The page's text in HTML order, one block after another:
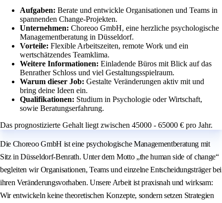
Aufgaben: Berate und entwickle Organisationen und Teams in
spannenden Change-Projekten.
Unternehmen: Choreoo GmbH, eine herzliche psychologische
Managementberatung in Düsseldorf.
Vorteile: Flexible Arbeitszeiten, remote Work und ein
wertschätzendes Teamklima.
Weitere Informationen: Einladende Büros mit Blick auf das
Benrather Schloss und viel Gestaltungsspielraum.
Warum dieser Job: Gestalte Veränderungen aktiv mit und
bring deine Ideen ein.
Qualifikationen: Studium in Psychologie oder Wirtschaft,
sowie Beratungserfahrung.
Das prognostizierte Gehalt liegt zwischen 45000 - 65000 € pro Jahr.
Die Choreoo GmbH ist eine psychologische Managementberatung mit
Sitz in Düsseldorf-Benrath. Unter dem Motto „the human side of change“
begleiten wir Organisationen, Teams und einzelne Entscheidungsträger bei
ihren Veränderungsvorhaben. Unsere Arbeit ist praxisnah und wirksam:
Wir entwickeln keine theoretischen Konzepte, sondern setzen Strategien